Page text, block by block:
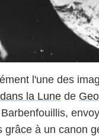
l'une des
la Lune de
grâce à un canon